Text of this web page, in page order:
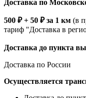
Доставка по
500 ₽ + 50 ₽ за 1 км (в
тариф "Доставка в
Доставка до пункта
Доставка по России
Осуществляется